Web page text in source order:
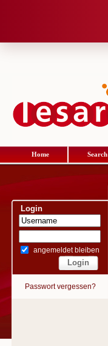
Home Search
Login
angemeldet bleiben
Passwort vergessen?